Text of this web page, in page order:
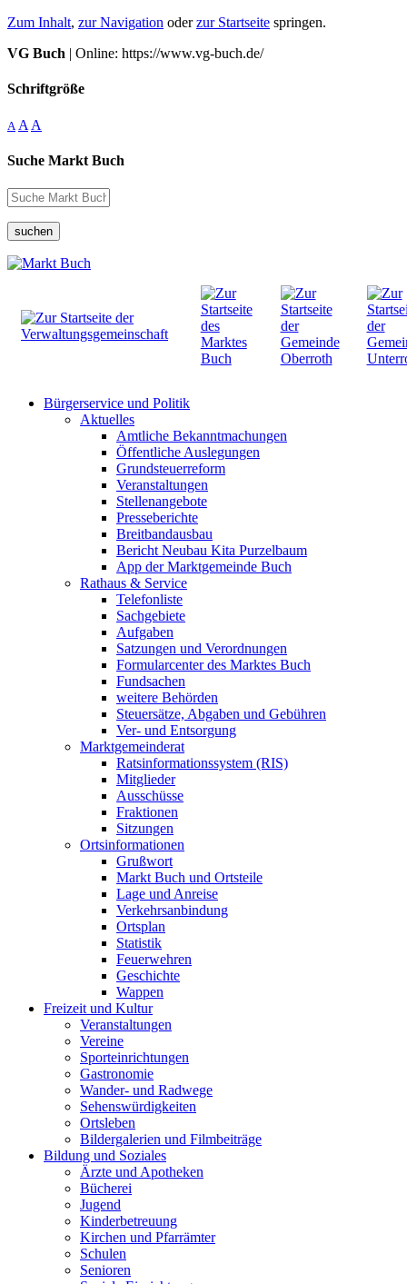
Zum Inhalt, zur Navigation oderzur Startseite springen.
VG Buch | Online: https://www.vg-buch.de/
Schriftgröße
A A A
Suche Markt Buch
suchen
Bürgerservice und Politik
Aktuelles
Amtliche Bekanntmachungen
Öffentliche Auslegungen
Grundsteuerreform
Veranstaltungen
Stellenangebote
Presseberichte
Breitbandausbau
Bericht Neubau Kita Purzelbaum
App der Marktgemeinde Buch
Rathaus & Service
Telefonliste
Sachgebiete
Aufgaben
Satzungen und Verordnungen
Formularcenter des Marktes Buch
Fundsachen
weitere Behörden
Steuersätze, Abgaben und Gebühren
Ver- und Entsorgung
Marktgemeinderat
Ratsinformationssystem (RIS)
Mitglieder
Ausschüsse
Fraktionen
Sitzungen
Ortsinformationen
Grußwort
Markt Buch und Ortsteile
Lage und Anreise
Verkehrsanbindung
Ortsplan
Statistik
Feuerwehren
Geschichte
Wappen
Freizeit und Kultur
Veranstaltungen
Vereine
Sporteinrichtungen
Gastronomie
Wander- und Radwege
Sehenswürdigkeiten
Ortsleben
Bildergalerien und Filmbeiträge
Bildung und Soziales
Ärzte und Apotheken
Bücherei
Jugend
Kinderbetreuung
Kirchen und Pfarrämter
Schulen
Senioren